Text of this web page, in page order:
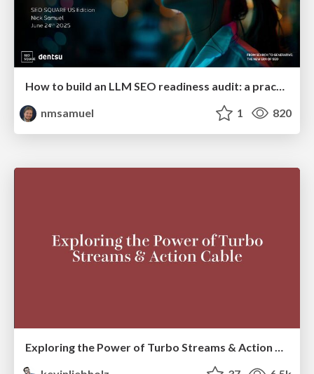
How to build an LLM SEO readiness audit: a practical framework
nmsamuel
1 820
Exploring the Power of Turbo Streams & Action Cable | RailsConf2023